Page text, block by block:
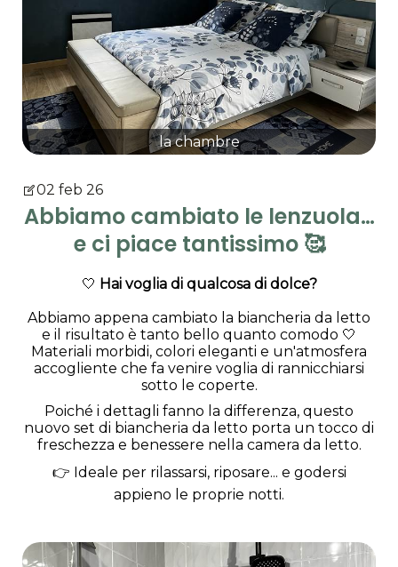
la chambre
02 feb 26
Abbiamo cambiato le lenzuola…
e ci piace tantissimo 🥰
🤍 Hai voglia di qualcosa di dolce?
Abbiamo appena cambiato la biancheria da letto
e il risultato è tanto bello quanto comodo 🤍
Materiali morbidi, colori eleganti e un'atmosfera
accogliente che fa venire voglia di rannicchiarsi
sotto le coperte.
Poiché i dettagli fanno la differenza, questo
nuovo set di biancheria da letto porta un tocco di
freschezza e benessere nella camera da letto.
👉 Ideale per rilassarsi, riposare... e godersi
appieno le proprie notti.